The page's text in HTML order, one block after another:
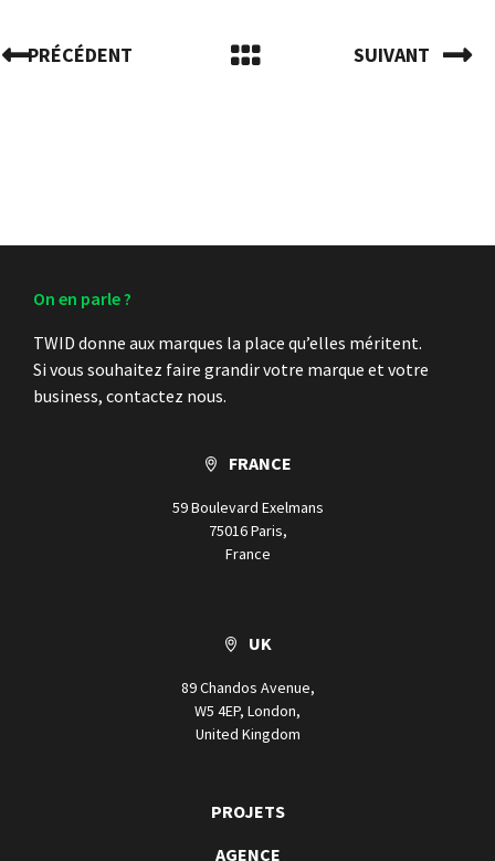
PRÉCÉDENT SUIVANT
On en parle ?
TWID donne aux marques la place qu’elles méritent.
Si vous souhaitez faire grandir votre marque et votre
business, contactez nous.
FRANCE
59 Boulevard Exelmans
75016 Paris,
France
UK
89 Chandos Avenue,
W5 4EP, London,
United Kingdom
PROJETS
AGENCE